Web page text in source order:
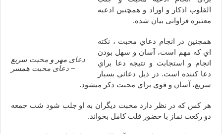
دعای ابودردا برای در امان ماندن از بلا – دعای ایمنی از سوختن
تعبیر خواب خانه – تعبیر خواب خانه جدید
دعای مهر و محبت سریع
– دعای محبت همسر
القلوب اذکار و اوراد و همچنین ادعیه
معتبره فراوانی بیان شده.
همچنین در انجام دعاي محبت ، نكته
اي كه مهم است، آسان و سهل بودن
انجام و استجابت و نتيجه دعا براي
دعا كننده است. در ذيل دعائي بسيار
سريع، آسان و قوي براي محبت ذكر ميشود.
هر كس كه در نظر دارد محبت ديگران به او جلب شود شب جمعه
دو ركعت نماز با حضور قلب كامل بخواند.